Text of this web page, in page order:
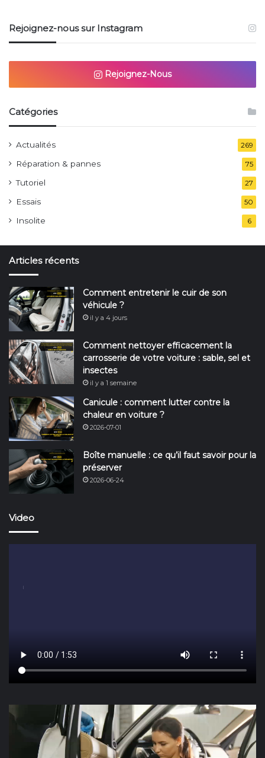
Rejoignez-nous sur Instagram
Rejoignez-Nous
Catégories
Actualités 269
Réparation & pannes 75
Tutoriel 27
Essais 50
Insolite 6
Articles récents
Comment entretenir le cuir de son
véhicule ?
il y a 4 jours
Comment nettoyer efficacement la
carrosserie de votre voiture : sable, sel et
insectes
il y a 1 semaine
Canicule : comment lutter contre la
chaleur en voiture ?
2026-07-01
Boîte manuelle : ce qu’il faut savoir pour la
préserver
2026-06-24
Video